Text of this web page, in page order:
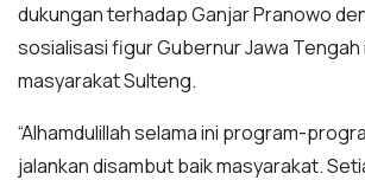
dukungan terhadap Ganjar Pranowo
sosialisasi figur Gubernur Jawa Tengah
masyarakat Sulteng.
“Alhamdulillah selama ini program-
jalankan disambut baik masyarakat.